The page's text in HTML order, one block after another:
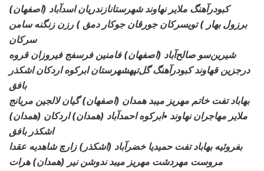
کبودرآهنگ ملایر نهاوند شهرستانازندریان اسدآباد (اصفهان)
برزول بهار ) تویسرکان جورقان جوکار دمق ) رزن زنگنه سامن
سرکان
شیرین‌سو صالح‌آباد (اصفهان) فامنین فرسفج فیروزانقروه
درجزین قهاوند کبودرآهنگ گل‌تپهشهرستان ابرکوه اردکان اشکذر
بافق
بهاباد تفت خاتم مهریز میبد همدان (اصفهان) گیان لالجین مریانج
ملایر مهاجران نهاوند •ابرکوه احمدآباد (همدان) اردکان (همدان)
اشکذر بافق
بفروئیه بهاباد تفت حمیدیا خضرآباد (اشکذر) زارچشاهدیه عقدا
مروست مهردشت مهریز میبد ندوشن نیر (همدان) هرات